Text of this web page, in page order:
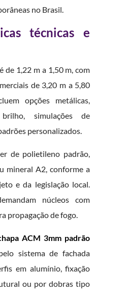
no Brasil.
técnicas e
de 1,22 m a 1,50 m, com
de 3,20 m a 5,80
opções metálicas,
simulações de
personalizados.
de polietileno padrão,
mineral A2, conforme a
e da legislação local.
núcleos com
propagação de fogo.
ACM 3mm padrão
sistema de fachada
em alumínio, fixação
ou por dobras tipo